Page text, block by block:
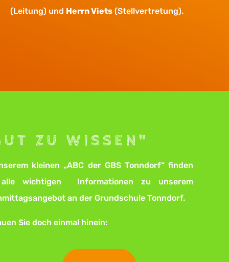
(Leitung) und Herrn Viets(Stellvertretung).
ZU WISSEN"
kleinen „ABC der GBS Tonndorf“ finden
wichtigen Informationen zu unserem
an der Grundschule Tonndorf.
Sie doch einmal hinein: